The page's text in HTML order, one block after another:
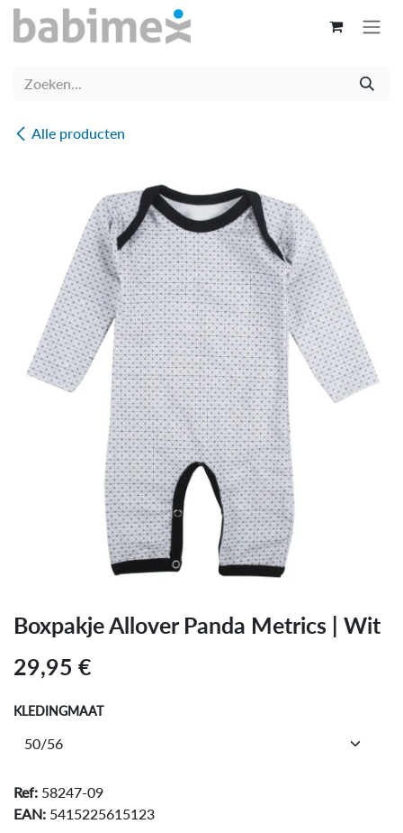
Overslaan naar inhoud
Alle producten
Boxpakje Allover Panda Metrics | Wit
29,95 €
KLEDINGMAAT
Ref: 58247-09
EAN: 5415225615123